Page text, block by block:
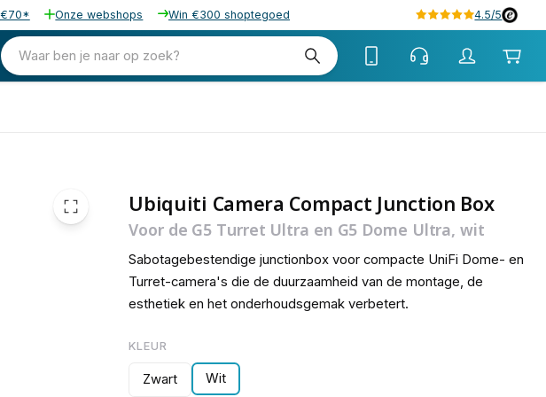
€70* Onze webshops Win €300 shoptegoed 4.5/5
Waar ben je naar op zoek?
Ubiquiti Camera Compact Junction Box
Voor de G5 Turret Ultra en G5 Dome Ultra, wit
Sabotagebestendige junctionbox voor compacte UniFi Dome- en
Turret-camera's die de duurzaamheid van de montage, de
esthetiek en het onderhoudsgemak verbetert.
KLEUR
Zwart Wit
€ 60,72